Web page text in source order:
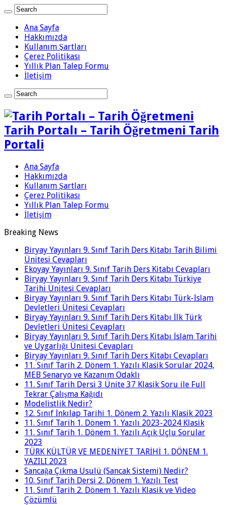
Ana Sayfa
Hakkımızda
Kullanım Şartları
Çerez Politikası
Yıllık Plan Talep Formu
İletişim
Tarih Portalı – Tarih Öğretmeni Tarih
Portali
Ana Sayfa
Hakkımızda
Kullanım Şartları
Çerez Politikası
Yıllık Plan Talep Formu
İletişim
Breaking News
Biryay Yayınları 9. Sınıf Tarih Ders Kitabı Tarih Bilimi
Ünitesi Cevapları
Ekoyay Yayınları 9. Sınıf Tarih Ders Kitabı Cevapları
Biryay Yayınları 9. Sınıf Tarih Ders Kitabı Türkiye
Tarihi Ünitesi Cevapları
Biryay Yayınları 9. Sınıf Tarih Ders Kitabı Türk-İslam
Devletleri Ünitesi Cevapları
Biryay Yayınları 9. Sınıf Tarih Ders Kitabı İlk Türk
Devletleri Ünitesi Cevapları
Biryay Yayınları 9. Sınıf Tarih Ders Kitabı İslam Tarihi
ve Uygarlığı Ünitesi Cevapları
Biryay Yayınları 9. Sınıf Tarih Ders Kitabı Cevapları
11. Sınıf Tarih 2. Dönem 1. Yazılı Klasik Sorular 2024,
MEB Senaryo ve Kazanım Odaklı
11. Sınıf Tarih Dersi 3 Ünite 37 Klasik Soru ile Full
Tekrar Çalışma Kağıdı
Modelistlik Nedir?
12. Sınıf İnkılap Tarihi 1. Dönem 2. Yazılı Klasik 2023
11. Sınıf Tarih 1. Dönem 1. Yazılı 2023-2024 Klasik
11. Sınıf Tarih 1. Dönem 1. Yazılı Açık Uçlu Sorular
2023
TÜRK KÜLTÜR VE MEDENİYET TARİHİ 1. DÖNEM 1.
YAZILI 2023
Sancağa Çıkma Usulü (Sancak Sistemi) Nedir?
10. Sınıf Tarih Dersi 2. Dönem 1. Yazılı Test
11. Sınıf Tarih 2. Dönem 1. Yazılı Klasik ve Video
Çözümlü